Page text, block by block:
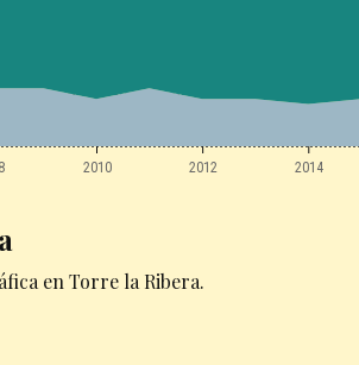
2010 2012 2014
en Torre la Ribera.